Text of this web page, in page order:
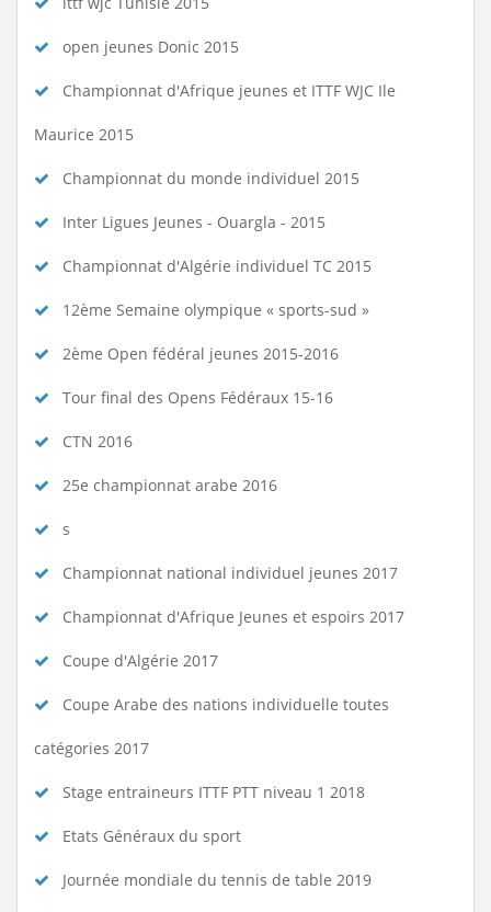
open jeunes Donic 2015
Championnat d'Afrique jeunes et ITTF WJC Ile
Maurice 2015
Championnat du monde individuel 2015
Inter Ligues Jeunes - Ouargla - 2015
Championnat d'Algérie individuel TC 2015
12ème Semaine olympique « sports-sud »
2ème Open fédéral jeunes 2015-2016
Tour final des Opens Fédéraux 15-16
CTN 2016
25e championnat arabe 2016
s
Championnat national individuel jeunes 2017
Championnat d'Afrique Jeunes et espoirs 2017
Coupe d'Algérie 2017
Coupe Arabe des nations individuelle toutes
catégories 2017
Stage entraineurs ITTF PTT niveau 1 2018
Etats Généraux du sport
Journée mondiale du tennis de table 2019